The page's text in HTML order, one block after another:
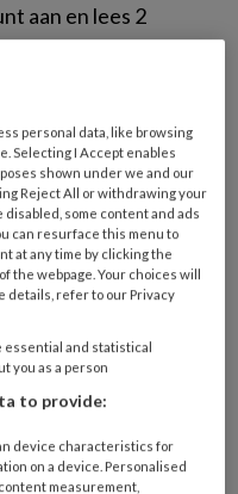
aan en lees 2
maand
personal data, like browsing
Selecting I Accept enables
shown under we and our
Reject All or withdrawing your
some content and ads
can resurface this menu to
at any time by clicking the
the webpage. Your choices will
details, refer to our Privacy
essential and statistical
you as a person
to provide:
device characteristics for
on a device. Personalised
measurement,